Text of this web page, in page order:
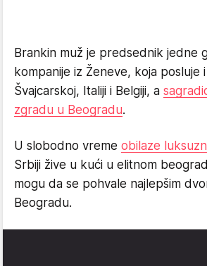
Brankin muž je predsednik jedne
kompanije iz Ženeve, koja posluje
Švajcarskoj, Italiji i Belgiji, a
zgradu u Beogradu.
U slobodno vreme obilaze
Srbiji žive u kući u elitnom
mogu da se pohvale najlepšim
Beogradu.